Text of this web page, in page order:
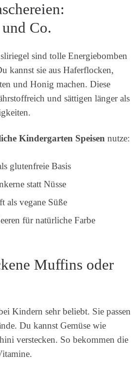
Co.
sind tolle Energiebomben
kannst sie aus Haferflocken,
und Honig machen. Diese
und sättigen länger als
Kindergarten Speisen nutze:
glutenfreie Basis
statt Nüsse
als vegane Süße
für natürliche Farbe
Muffins oder
Kindern sehr beliebt. Sie passen
Du kannst Gemüse wie
verstecken. So bekommen die